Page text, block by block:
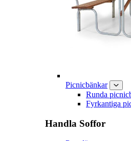
Picnicbänkar
Runda
Fyrkantiga
Handla Soffor